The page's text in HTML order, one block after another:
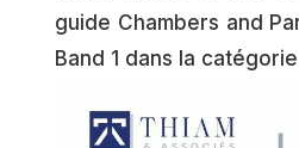
guide Chambers and
Band 1 dans la